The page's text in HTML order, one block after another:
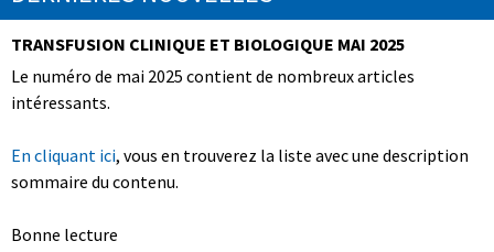
TRANSFUSION CLINIQUE ET BIOLOGIQUE MAI 2025
Le numéro de mai 2025 contient de nombreux articles
intéressants.
En cliquant ici, vous en trouverez la liste avec une description
sommaire du contenu.
Bonne lecture